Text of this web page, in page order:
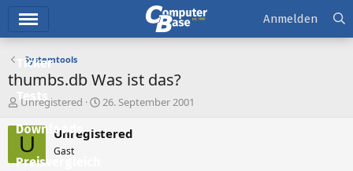
Ticker
Tests
Downloads
Preisvergleich
Anmelden
Systemtools
thumbs.db Was ist das?
E
s
e
Unregistered
E
s
26. September 2001
U Unregistered
Gast